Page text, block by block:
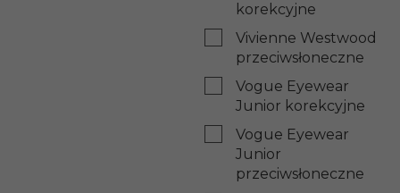
korekcyjne
Vivienne Westwood
przeciwsłoneczne
Vogue Eyewear
Junior korekcyjne
Vogue Eyewear
Junior
przeciwsłoneczne